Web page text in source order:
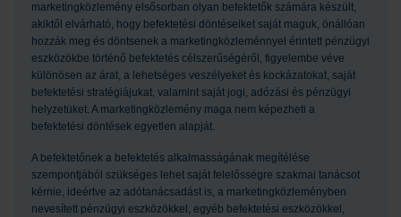
marketingközlemény elsősorban olyan befektetők számára készült,
akiktől elvárható, hogy befektetési döntéseiket saját maguk, önállóan
hozzák meg és döntsenek a marketingközleménnyel érintett pénzügyi
eszközökbe történő befektetés célszerűségéről, figyelembe véve
különösen az árat, a lehetséges veszélyeket és kockázatokat, saját
befektetési stratégiájukat, valamint saját jogi, adózási és pénzügyi
helyzetüket. A marketingközlemény maga nem képezheti a
befektetési döntések egyetlen alapját.
A befektetőnek a befektetés alkalmasságának megítélése
szempontjából szükséges lehet saját felelősségre szakmai tanácsot
kérnie, ideértve az adótanácsadást is, a marketingközleményben
nevesített pénzügyi eszközökkel, egyéb befektetési eszközökkel,